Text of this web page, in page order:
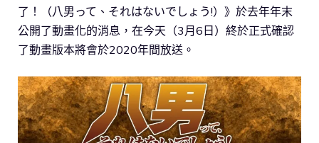
了！（八男って、それはないでしょう!）》於去年年末
公開了動畫化的消息，在今天（3月6日）終於正式確認
了動畫版本將會於2020年間放送。